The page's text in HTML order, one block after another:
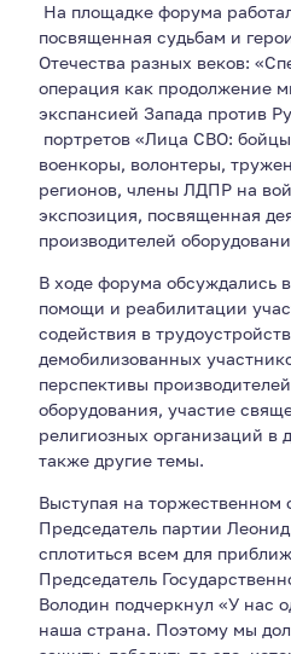
На площадке форума
посвященная судьбам и
Отечества разных веков:
операция как продолжение
экспансией Запада против
портретов «Лица СВО:
военкоры, волонтеры,
регионов, члены ЛДПР на
экспозиция, посвященная
производителей
В ходе форума обсуждались
помощи и реабилитации
содействия в
демобилизованных
перспективы
оборудования, участие
религиозных организаций в
также другие темы.
Выступая на торжественном
Председатель партии
сплотиться всем для
Председатель
Володин подчеркнул «У нас
наша страна. Поэтому мы